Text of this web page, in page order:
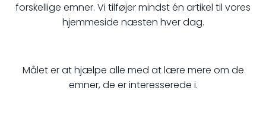
forskellige emner. Vi tilføjer mindst én artikel til vores
hjemmeside næsten hver dag.
Målet er at hjælpe alle med at lære mere om de
emner, de er interesserede i.